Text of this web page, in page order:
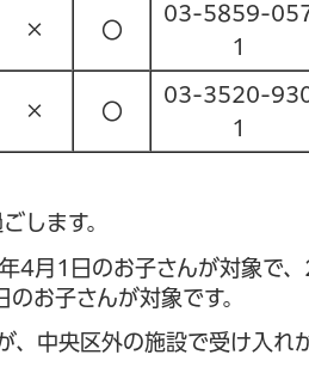
× 〇
03-5859-
1
× 〇
03-3520-
1
します。
4月1日のお子さんが対象で、
お子さんが対象です。
、中央区外の施設で受け入れ